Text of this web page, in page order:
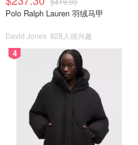
Polo Ralph Lauren 羽绒马甲
David Jones 828人感兴趣
4